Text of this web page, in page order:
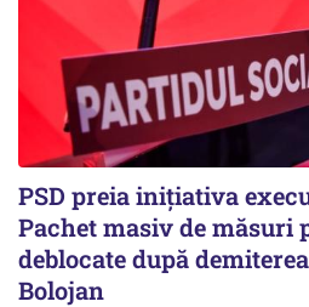
PSD preia inițiativa
Pachet masiv de măsuri
deblocate după
Bolojan